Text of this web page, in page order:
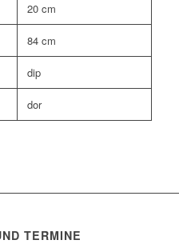
20 cm
84 cm
dip
dor
TERMINE